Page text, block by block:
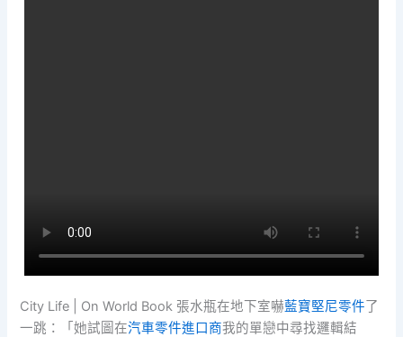
City Life | On World Book 張水瓶在地下室嚇藍寶堅尼零件了
一跳：「她試圖在汽車零件進口商我的單戀中尋找邏輯結